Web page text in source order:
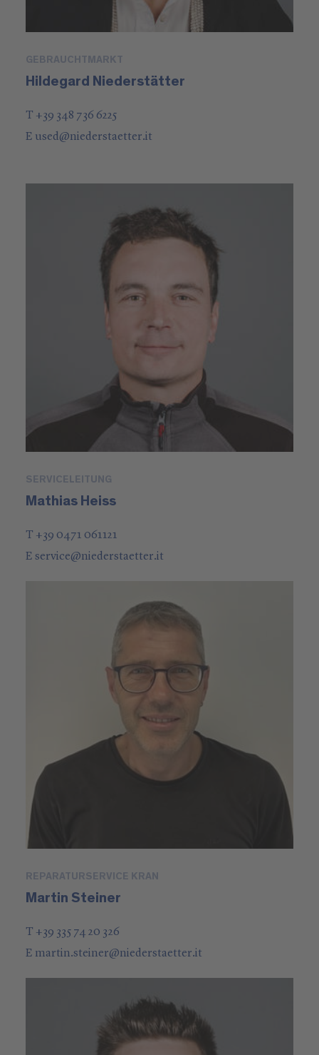
GEBRAUCHTMARKT
Hildegard Niederstätter
T +39 348 736 6225
E used@niederstaetter.it
SERVICELEITUNG
Mathias Heiss
T +39 0471 061121
Eservice@niederstaetter.it
REPARATURSERVICE KRAN
Martin Steiner
T +39 335 74 20 326
E martin.steiner@niederstaetter.it